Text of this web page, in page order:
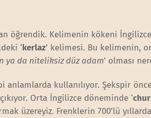
öğrendik. Kelimenin kökeni
‘kerlaz’ kelimesi. Bu kelimenin,
ya da niteliksiz düz adam’ olması
anlamlarda kullanılıyor. Şekspir
Orta İngilizce döneminde ‘
üzereyiz. Frenklerin 700’lü